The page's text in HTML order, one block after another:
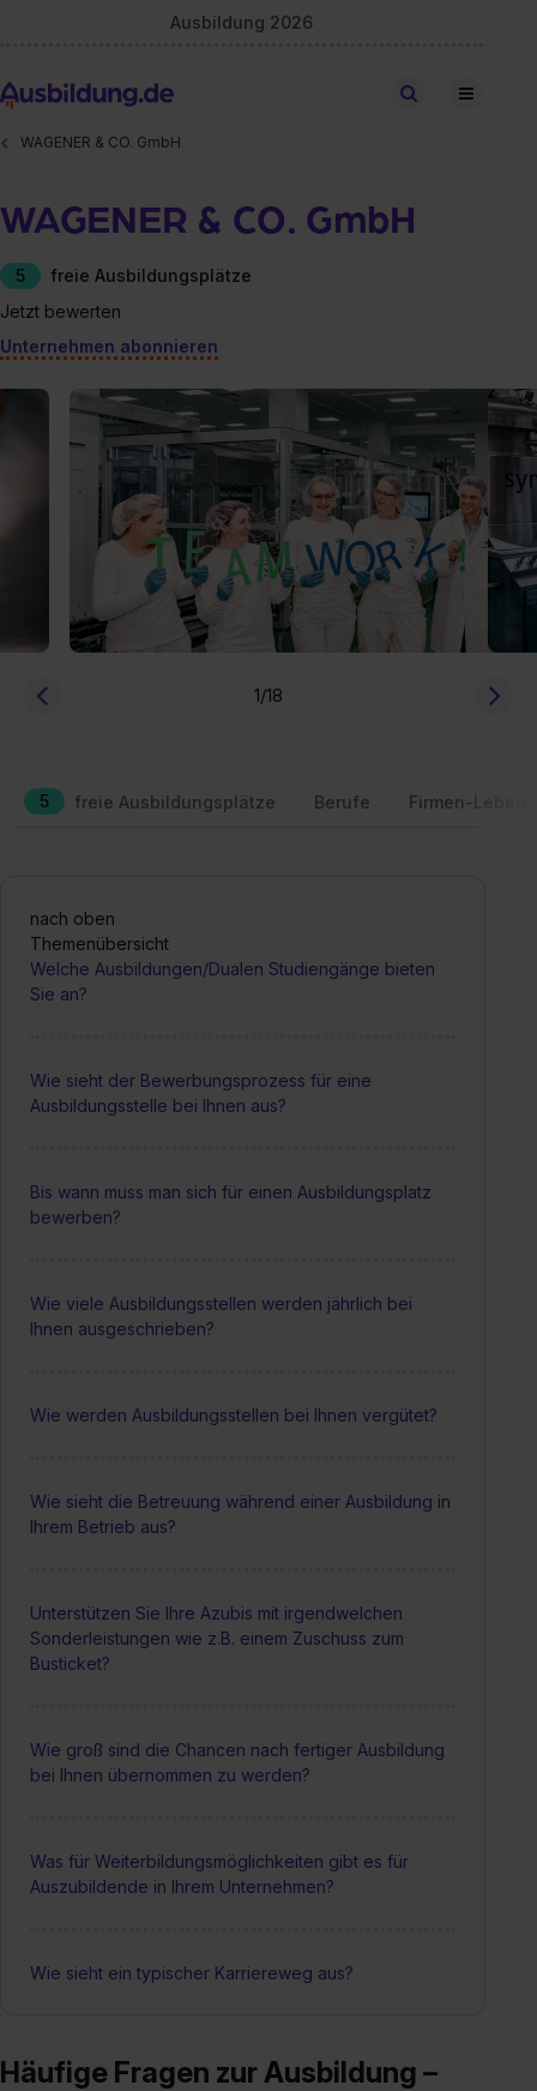
Ausbildung 2026
Stellen finden
WAGENER & CO. GmbH
WAGENER & CO. GmbH
5
freie Ausbildungsplätze
Jetzt bewerten
Unternehmen abonnieren
1/18
5 freie Ausbildungsplätze Berufe Firmen-
nach oben
Themenübersicht
Welche Ausbildungen/Dualen Studiengänge bieten
Sie an?
Wie sieht der Bewerbungsprozess für eine
Ausbildungsstelle bei Ihnen aus?
Bis wann muss man sich für einen Ausbildungsplatz
bewerben?
Wie viele Ausbildungsstellen werden jährlich bei
Ihnen ausgeschrieben?
Wie werden Ausbildungsstellen bei Ihnen vergütet?
Wie sieht die Betreuung während einer Ausbildung in
Ihrem Betrieb aus?
Unterstützen Sie Ihre Azubis mit irgendwelchen
Sonderleistungen wie z.B. einem Zuschuss zum
Busticket?
Wie groß sind die Chancen nach fertiger Ausbildung
bei Ihnen übernommen zu werden?
Was für Weiterbildungsmöglichkeiten gibt es für
Auszubildende in Ihrem Unternehmen?
Wie sieht ein typischer Karriereweg aus?
Häufige Fragen zur Ausbildung –